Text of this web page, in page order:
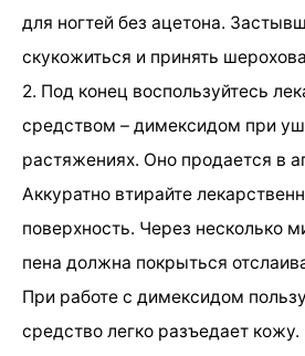
для ногтей без ацетона.
скукожиться и принять
2. Под конец воспользуйтесь
средством – димексидом при
растяжениях. Оно продается в
Аккуратно втирайте
поверхность. Через несколько
пена должна покрыться
При работе с димексидом
средство легко разъедает кожу.